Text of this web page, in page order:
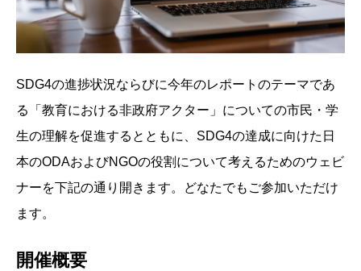
SDG4の進捗状況ならびに今年のレポートのテーマであ
る「教育における非政府アクター」についての市民・学
生の理解を促進するとともに、SDG4の達成に向けた日
本のODAおよびNGOの役割について考えるためのウェビ
ナーを下記の通り開きます。どなたでもご参加いただけ
ます。
開催概要